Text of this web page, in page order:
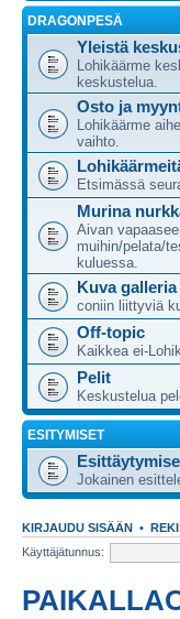
DRAGONPESÄ
Yleistä
Lohikäärme
keskustelua.
Osto ja
Lohikäärme
vaihto.
Etsimässä
Murina
Aivan
muihin/pelata/
kuluessa.
Kuva galleria
coniin liittyviä
Off-topic
Kaikkea ei-
Pelit
Keskustelua
ESITYMISET
Jokainen
KIRJAUDU SISÄÄN •
Käyttäjätunnus: